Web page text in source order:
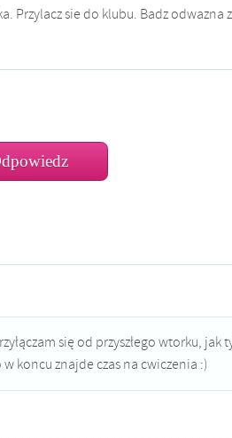
Przylacz sie do klubu. Badz odwazna
się od przyszłego wtorku, jak
koncu znajde czas na cwiczenia :)